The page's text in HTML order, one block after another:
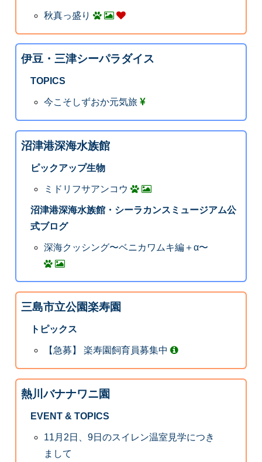
秋真っ盛り
伊豆・三津シーパラダイス
TOPICS
今こそしずおか元気旅
沼津港深海水族館
ピックアップ生物
ミドリフサアンコウ
沼津港深海水族館・シーラカンスミュージアム公
式ブログ
深海クッシング〜ベニカワムキ編＋α〜
三島市立公園楽寿園
トピックス
【急募】 楽寿園飼育員募集中
熱川バナナワニ園
EVENT & TOPICS
11月2日、9日のスイレン温室見学につき
まして